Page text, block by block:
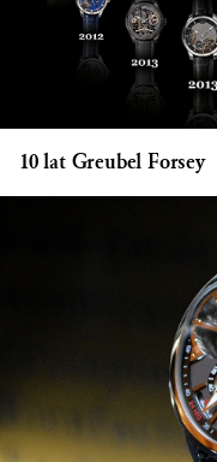
10 lat Greubel Forsey